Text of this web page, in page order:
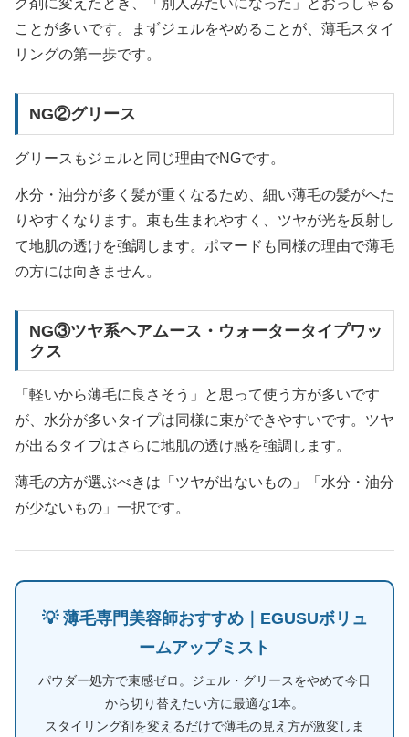
グ剤に変えたとき、「別人みたいになった」とおっしゃる
ことが多いです。まずジェルをやめることが、薄毛スタイ
リングの第一歩です。
NG②グリース
グリースもジェルと同じ理由でNGです。
水分・油分が多く髪が重くなるため、細い薄毛の髪がへた
りやすくなります。束も生まれやすく、ツヤが光を反射し
て地肌の透けを強調します。ポマードも同様の理由で薄毛
の方には向きません。
NG③ツヤ系ヘアムース・ウォータータイプワッ
クス
「軽いから薄毛に良さそう」と思って使う方が多いです
が、水分が多いタイプは同様に束ができやすいです。ツヤ
が出るタイプはさらに地肌の透け感を強調します。
薄毛の方が選ぶべきは「ツヤが出ないもの」「水分・油分
が少ないもの」一択です。
💡 薄毛専門美容師おすすめ｜EGUSUボリュ
ームアップミスト
パウダー処方で束感ゼロ。ジェル・グリースをやめて今日
から切り替えたい方に最適な1本。
スタイリング剤を変えるだけで薄毛の見え方が激変しま